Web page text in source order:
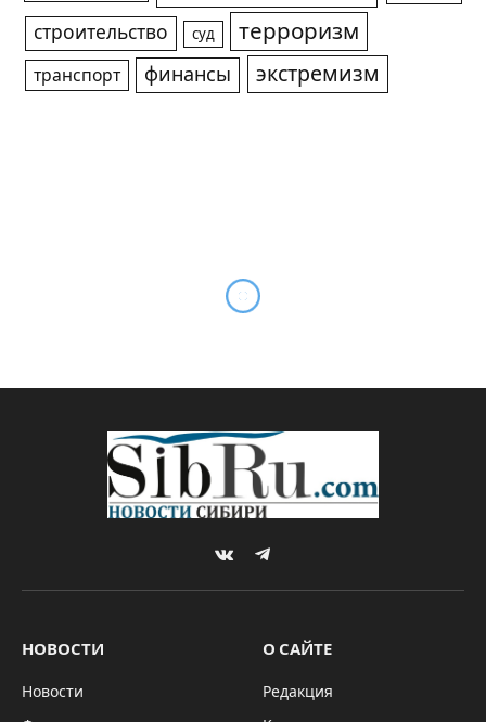
строительство суд терроризм
транспорт финансы экстремизм
могут проверить на
причастность к пропаганде
ЛГБТ*
Михаил ШТЕРН 19.08.2022 Updated: 11.04.2023
попросили проверить экс-мэра
Екатеринбурга Евгения Ройзмана на